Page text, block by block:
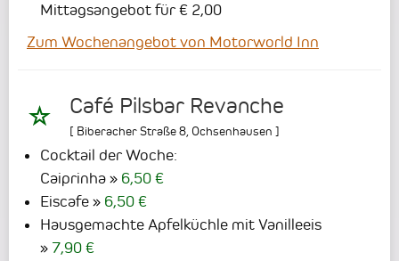
Mittagsangebot für € 2,00
Zum Wochenangebot von Motorworld Inn
Café Pilsbar Revanche
[ Biberacher Straße 8, Ochsenhausen ]
Cocktail der Woche:
Caiprinha
6,50 €
Eiscafe
6,50 €
Hausgemachte Apfelküchle mit Vanilleeis
7,90 €